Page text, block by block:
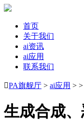
首页
关于我们
ai资讯
ai应用
联系我们
PA旗舰厅 > ai应用 >
生成合成